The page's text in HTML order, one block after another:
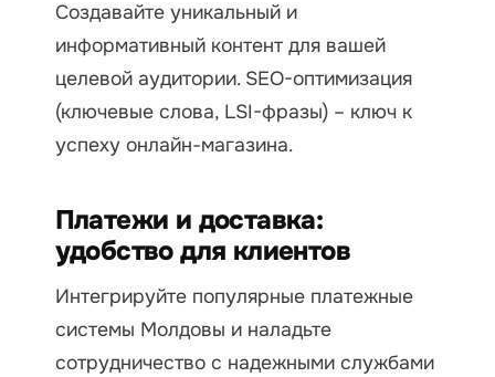
Создавайте уникальный и
информативный контент для вашей
целевой аудитории. SEO-оптимизация
(ключевые слова, LSI-фразы) – ключ к
успеху онлайн-магазина.
Платежи и доставка:
удобство для клиентов
Интегрируйте популярные платежные
системы Молдовы и наладьте
сотрудничество с надежными службами